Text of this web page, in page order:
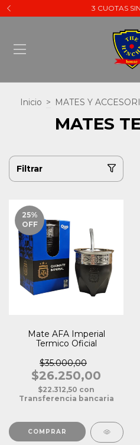
3 CUOTAS
Inicio > MATES Y
MATES
Filtrar
25%
OFF
Mate AFA Imperial
Termico Oficial
$35.000,00
$26.250,00
$22.312,50 con
Transferencia bancaria